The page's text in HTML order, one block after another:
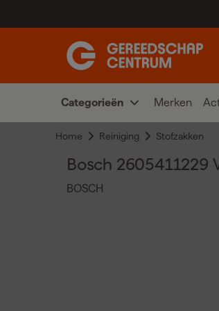
Categorieën Merken
Home Reiniging Stofzakken
Bosch 2605411229
BOSCH